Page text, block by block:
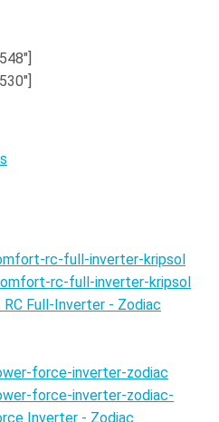
Full-Inverter - Zodiac
Inverter - Zodiac